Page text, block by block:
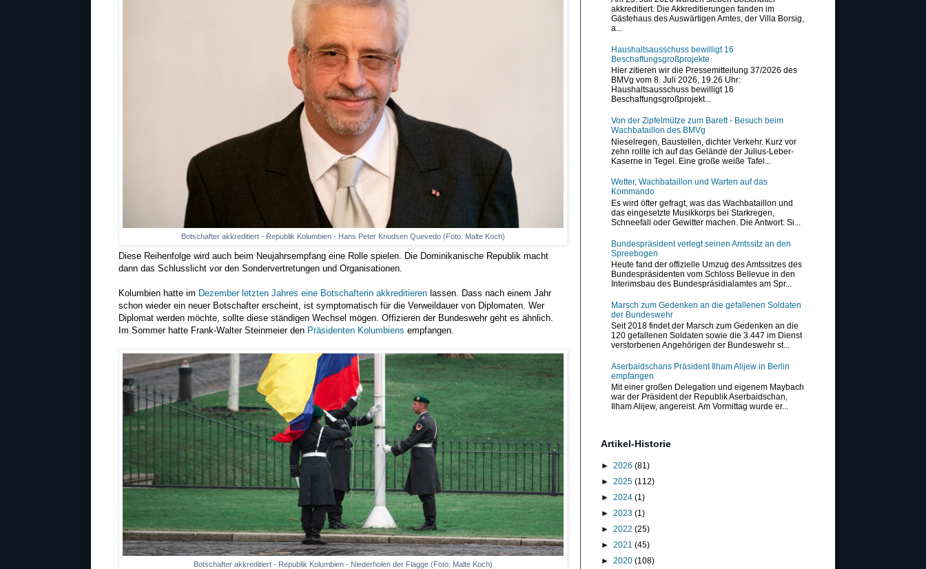
Botschafter akkreditiert - Republik Kolumbien - Hans Peter Knudsen Quevedo (Foto: Malte Koch)
Diese Reihenfolge wird auch beim Neujahrsempfang eine Rolle spielen. Die Dominikanische Republik macht
dann das Schlusslicht vor den Sondervertretungen und Organisationen.
Kolumbien hatte im Dezember letzten Jahres eine Botschafterin akkreditieren lassen. Dass nach einem Jahr
schon wieder ein neuer Botschafter erscheint, ist symptomatisch für die Verweildauer von Diplomaten. Wer
Diplomat werden möchte, sollte diese ständigen Wechsel mögen. Offizieren der Bundeswehr geht es ähnlich.
Im Sommer hatte Frank-Walter Steinmeier den Präsidenten Kolumbiens empfangen.
Botschafter akkreditiert - Republik Kolumbien - Niederholen der Flagge (Foto: Malte Koch)
akkreditiert. Die Akkreditierungen fanden im
Gästehaus des Auswärtigen Amtes, der Villa Borsig,
a...
Haushaltsausschuss bewilligt 16
Beschaffungsgroßprojekte
Hier zitieren wir die Pressemitteilung 37/2026 des
BMVg vom 8. Juli 2026, 19.26 Uhr:
Haushaltsausschuss bewilligt 16
Beschaffungsgroßprojekt...
Von der Zipfelmütze zum Barett - Besuch beim
Wachbataillon des BMVg
Nieselregen, Baustellen, dichter Verkehr. Kurz vor
zehn rollte ich auf das Gelände der Julius-Leber-
Kaserne in Tegel. Eine große weiße Tafel...
Wetter, Wachbataillon und Warten auf das
Kommando
Es wird öfter gefragt, was das Wachbataillon und
das eingesetzte Musikkorps bei Starkregen,
Schneefall oder Gewitter machen. Die Antwort: Si...
Bundespräsident verlegt seinen Amtssitz an den
Spreebogen
Heute fand der offizielle Umzug des Amtssitzes des
Bundespräsidenten vom Schloss Bellevue in den
Interimsbau des Bundespräsidialamtes am Spr...
Marsch zum Gedenken an die gefallenen Soldaten
der Bundeswehr
Seit 2018 findet der Marsch zum Gedenken an die
120 gefallenen Soldaten sowie die 3.447 im Dienst
verstorbenen Angehörigen der Bundeswehr st...
Aserbaidschans Präsident Ilham Alijew in Berlin
empfangen
Mit einer großen Delegation und eigenem Maybach
war der Präsident der Republik Aserbaidschan,
Ilham Alijew, angereist. Am Vormittag wurde er...
Artikel-Historie
► 2026 (81)
► 2025 (112)
► 2024 (1)
► 2023 (1)
► 2022 (25)
► 2021 (45)
► 2020 (108)